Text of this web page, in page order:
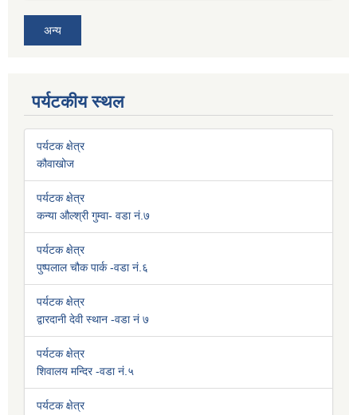
अन्य
पर्यटकीय स्थल
पर्यटक क्षेत्र
कौवाखोज
पर्यटक क्षेत्र
कन्या औल्श्री गुम्वा- वडा नं.७
पर्यटक क्षेत्र
पुष्पलाल चौक पार्क -वडा नं.६
पर्यटक क्षेत्र
द्वारदानी देवी स्थान -वडा नं ७
पर्यटक क्षेत्र
शिवालय मन्दिर -वडा नं.५
पर्यटक क्षेत्र